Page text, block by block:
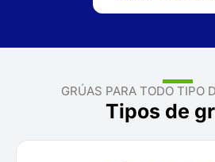
GRÚAS PARA TODO TIPO
Tipos de